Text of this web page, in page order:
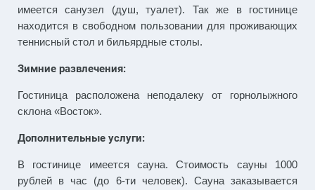
имеется санузел (душ, туалет). Так же в гостинице
находится в свободном пользовании для проживающих
теннисный стол и бильярдные столы.
Зимние развлечения:
Гостиница расположена неподалеку от горнолыжного
склона «Восток».
Дополнительные услуги:
В гостинице имеется сауна. Стоимость сауны 1000
рублей в час (до 6-ти человек). Сауна заказывается